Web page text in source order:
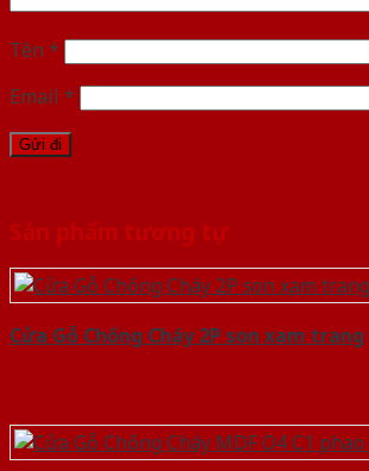
Tên *
Email *
Sản phẩm tương tự
Cửa Gỗ Chống Cháy 2P son xam trang